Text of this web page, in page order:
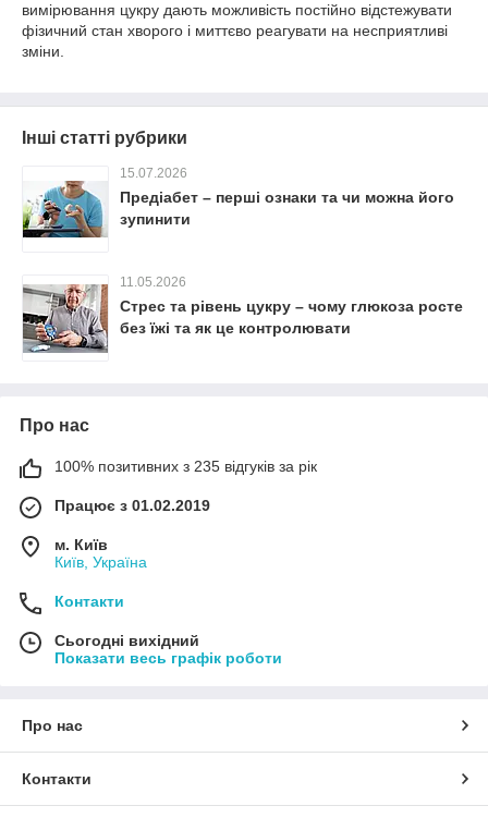
вимірювання цукру дають можливість постійно відстежувати
фізичний стан хворого і миттєво реагувати на несприятливі
зміни.
Інші статті рубрики
15.07.2026
Предіабет – перші ознаки та чи можна його
зупинити
11.05.2026
Стрес та рівень цукру – чому глюкоза росте
без їжі та як це контролювати
Про нас
100% позитивних з 235 відгуків за рік
Працює з 01.02.2019
м. Київ
Київ, Україна
Контакти
Сьогодні вихідний
Показати весь графік роботи
Про нас
Контакти